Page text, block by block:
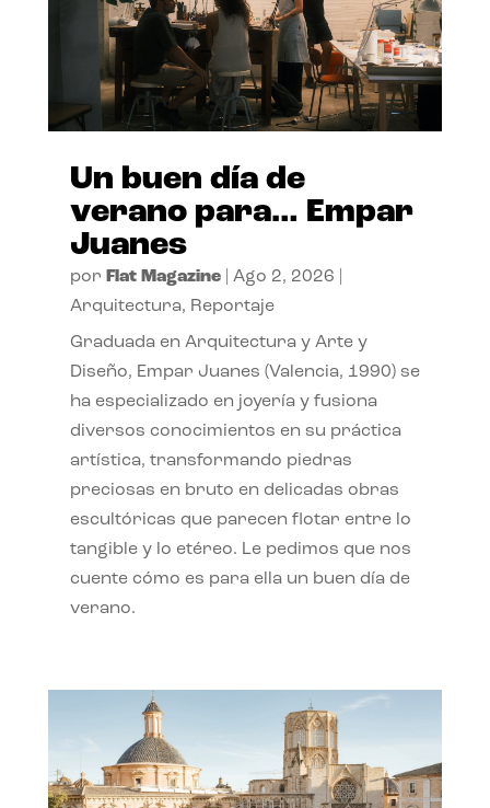
Un buen día de
verano para… Empar
Juanes
por Flat Magazine| Ago 2, 2026
Arquitectura, Reportaje
Graduada en Arquitectura y Arte y
Diseño, Empar Juanes (Valencia, 1990) se
ha especializado en joyería y fusiona
diversos conocimientos en su práctica
artística, transformando piedras
preciosas en bruto en delicadas obras
escultóricas que parecen flotar entre lo
tangible y lo etéreo. Le pedimos que nos
cuente cómo es para ella un buen día de
verano.